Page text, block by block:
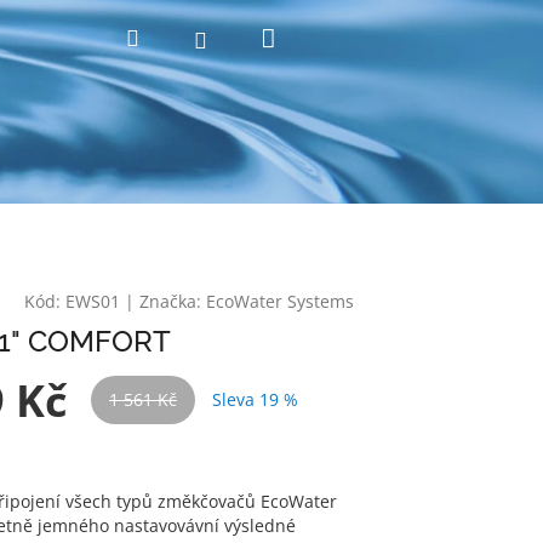
Hledat PřihlášeníNákupní
košík
Kód: EWS01 | Značka: EcoWater Systems
COMFORT
Kč 1 561 Kč
Sleva 19 %
všech typů změkčovačů EcoWater
jemného nastavovávní výsledné